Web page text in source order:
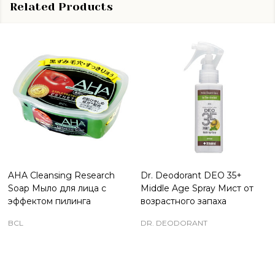
Related Products
AHA Cleansing Research
Soap Мыло для лица с
эффектом пилинга
BCL
Dr. Deodorant DEO 35+
Middle Age Spray Мист от
возрастного запаха
DR. DEODORANT